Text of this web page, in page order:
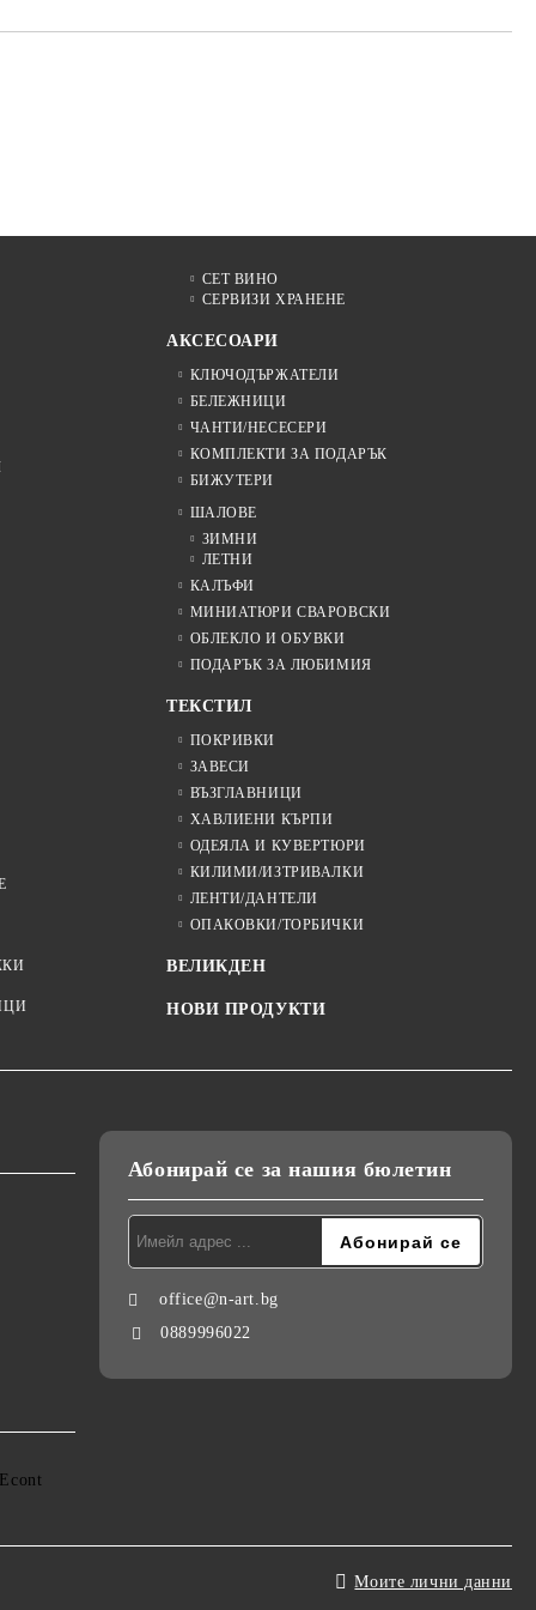
СЕТ ВИНО
СЕРВИЗИ ХРАНЕНЕ
АКСЕСОАРИ
КЛЮЧОДЪРЖАТЕЛИ
БЕЛЕЖНИЦИ
ЧАНТИ/НЕСЕСЕРИ
КОМПЛЕКТИ ЗА ПОДАРЪК
БИЖУТЕРИ
ШАЛОВЕ
ЗИМНИ
ЛЕТНИ
КАЛЪФИ
МИНИАТЮРИ СВАРОВСКИ
ОБЛЕКЛО И ОБУВКИ
ПОДАРЪК ЗА ЛЮБИМИЯ
ТЕКСТИЛ
ПОКРИВКИ
ЗАВЕСИ
ВЪЗГЛАВНИЦИ
ХАВЛИЕНИ КЪРПИ
ОДЕЯЛА И КУВЕРТЮРИ
КИЛИМИ/ИЗТРИВАЛКИ
ЛЕНТИ/ДАНТЕЛИ
ОПАКОВКИ/ТОРБИЧКИ
ВЕЛИКДЕН
НОВИ ПРОДУКТИ
Абонирай се за нашия бюлетин
office@n-art.bg
0889996022
Моите лични данни